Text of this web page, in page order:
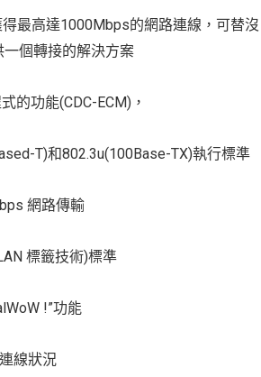
最高達1000Mbps的網路連線，可替沒
個轉接的解決方案
的功能(CDC-ECM)，
T)和802.3u(100Base-TX)執行標準
網路傳輸
標籤技術)標準
!”功能
線狀況